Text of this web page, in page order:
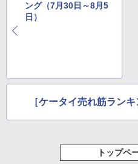
ング（7月30日～8月5
日）
［ケータイ売れ筋ラン
トップペ